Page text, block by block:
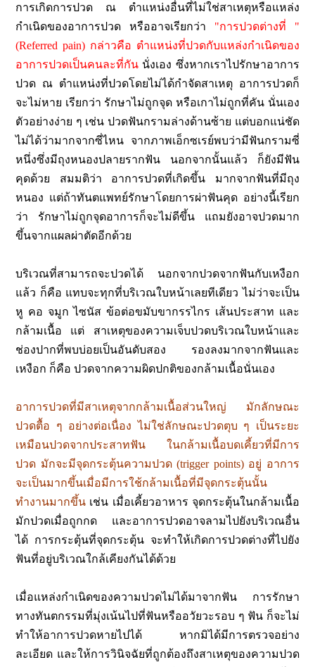
การเกิดการปวด ณ ตำแหน่งอื่นที่ไม่ใช่สาเหตุหรือแหล่ง
กำเนิดของอาการปวด หรืออาจเรียกว่า "การปวดต่างที่ "
(Referred pain) กล่าวคือ ตำแหน่งที่ปวดกับแหล่งกำเนิดของ
อาการปวดเป็นคนละที่กันนั่งเอง ซึ่งหากเราไปรักษาอาการ
ปวด ณ ตำแหน่งที่ปวดโดยไม่ได้กำจัดสาเหตุ อาการปวดก็
จะไม่หาย เรียกว่า รักษาไม่ถูกจุด หรือเกาไม่ถูกที่คัน นั่นเอง
ตัวอย่างง่าย ๆ เช่น ปวดฟันกรามล่างด้านซ้าย แต่บอกแน่ชัด
ไม่ได้ว่ามากจากซี่ไหน จากภาพเอ็กซเรย์พบว่ามีฟันกรามซี่
หนึ่งซึ่งมีถุงหนองปลายรากฟัน นอกจากนั้นแล้ว ก็ยังมีฟัน
คุดด้วย สมมติว่า อาการปวดที่เกิดขึ้น มากจากฟันที่มีถุง
หนอง แต่ถ้าทันตแพทย์รักษาโดยการผ่าฟันคุด อย่างนี้เรียก
ว่า รักษาไม่ถูกจุดอาการก็จะไม่ดีขึ้น แถมยังอาจปวดมาก
ขึ้นจากแผลผ่าตัดอีกด้วย
บริเวณที่สามารถจะปวดได้ นอกจากปวดจากฟันกับเหงือก
แล้ว ก็คือ แทบจะทุกที่บริเวณใบหน้าเลยทีเดียว ไม่ว่าจะเป็น
หู คอ จมูก ไซนัส ข้อต่อขมับขากรรไกร เส้นประสาท และ
กล้ามเนื้อ แต่ สาเหตุของความเจ็บปวดบริเวณใบหน้าและ
ช่องปากที่พบบ่อยเป็นอันดับสอง รองลงมากจากฟันและ
เหงือก ก็คือ ปวดจากความผิดปกติของกล้ามเนื้อนั่นเอง
อาการปวดที่มีสาเหตุจากกล้ามเนื้อส่วนใหญ่ มักลักษณะ
ปวดตื้อ ๆ อย่างต่อเนื่อง ไม่ใช่ลักษณะปวดตุบ ๆ เป็นระยะ
เหมือนปวดจากประสาทฟัน ในกล้ามเนื้อบดเคี้ยวที่มีการ
ปวด มักจะมีจุดกระตุ้นความปวด (trigger points) อยู่ อาการ
จะเป็นมากขึ้นเมื่อมีการใช้กล้ามเนื้อที่มีจุดกระตุ้นนั้น
ทำงานมากขึ้นเช่น เมื่อเคี้ยวอาหาร จุดกระตุ้นในกล้ามเนื้อ
มักปวดเมื่อถูกกด และอาการปวดอาจลามไปยังบริเวณอื่น
ได้ การกระตุ้นที่จุดกระตุ้น จะทำให้เกิดการปวดต่างที่ไปยัง
ฟันที่อยู่บริเวณใกล้เคียงกันได้ด้วย
เมื่อแหล่งกำเนิดของความปวดไม่ได้มาจากฟัน การรักษา
ทางทันตกรรมที่มุ่งเน้นไปที่ฟันหรืออวัยวะรอบ ๆ ฟัน ก็จะไม่
ทำให้อาการปวดหายไปได้ หากมิได้มีการตรวจอย่าง
ละเอียด และให้การวินิจฉัยที่ถูกต้องถึงสาเหตุของความปวด